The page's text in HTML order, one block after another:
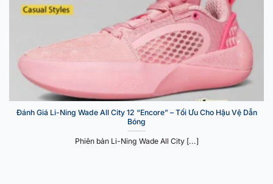
Đánh Giá Li-Ning Wade All City 12 “Encore” – Tối Ưu Cho Hậu Vệ Dẫn
Bóng
Phiên bản Li-Ning Wade All City [...]